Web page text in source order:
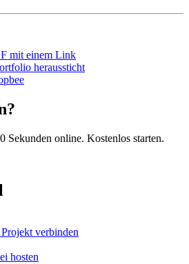
mit einem Link
heraussticht
Sekunden online. Kostenlos starten.
verbinden
hosten